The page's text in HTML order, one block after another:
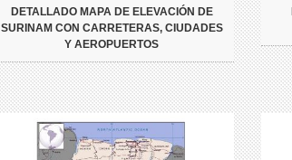
DETALLADO MAPA DE ELEVACIÓN DE
SURINAM CON CARRETERAS, CIUDADES
Y AEROPUERTOS